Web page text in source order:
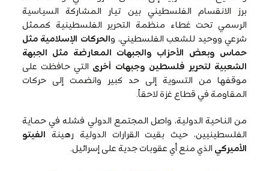
برز الانقسام الفلسطيني بين تيار المشاركة السياسية
الرسمي تحت غطاء منظمة التحرير الفلسطينية كممثل
شرعي ووحيد للشعب الفلسطيني، والحركات الإسلامية مثل
حماس وبعض الأحزاب والجبهات المعارضة مثل الجبهة
الشعبية لتحرير فلسطين وجبهات أخرى التي حافظت على
موقفها من التسوية إلى حد كبير وانضمت إلى حركات
المقاومة في قطاع غزة لاحقاً.
من الناحية الدولية، واصل المجتمع الدولي فشله في حماية
الفلسطينيين، حيث بقيت القرارات الدولية رهينة الفيتو
الأميركي الذي منع أي عقوبات جدية على إسرائيل.